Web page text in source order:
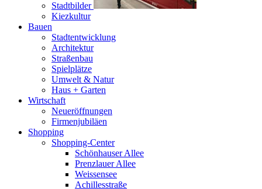
Stadtbilder
Kiezkultur
Bauen
Stadtentwicklung
Architektur
Straßenbau
Spielplätze
Umwelt & Natur
Haus + Garten
Wirtschaft
Neueröffnungen
Firmenjubiläen
Shopping
Shopping-Center
Schönhauser Allee
Prenzlauer Allee
Weissensee
Achillesstraße